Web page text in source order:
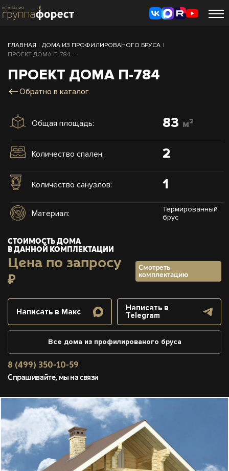
ГЛАВНАЯ | ДОМА ИЗ ПРОФИЛИРОВАНОГО БРУСА |
ПРОЕКТ ДОМА П-784 ...
ПРОЕКТ ДОМА П-784
Обратно в каталог
Общая площадь: 83 м2
Количество спален: 2
Количество санузлов: 1
Материал:
Термированный
брус
СТОИМОСТЬ ДОМА
В ДАННОЙ КОМПЛЕКТАЦИИ
Цена по запросу
₽
Смотреть
комплектацию
Написать в Макс
Написать в
Telegram
Все дома из профилированого бруса
8 (499) 350-10-59
Спрашивайте, мы на связи